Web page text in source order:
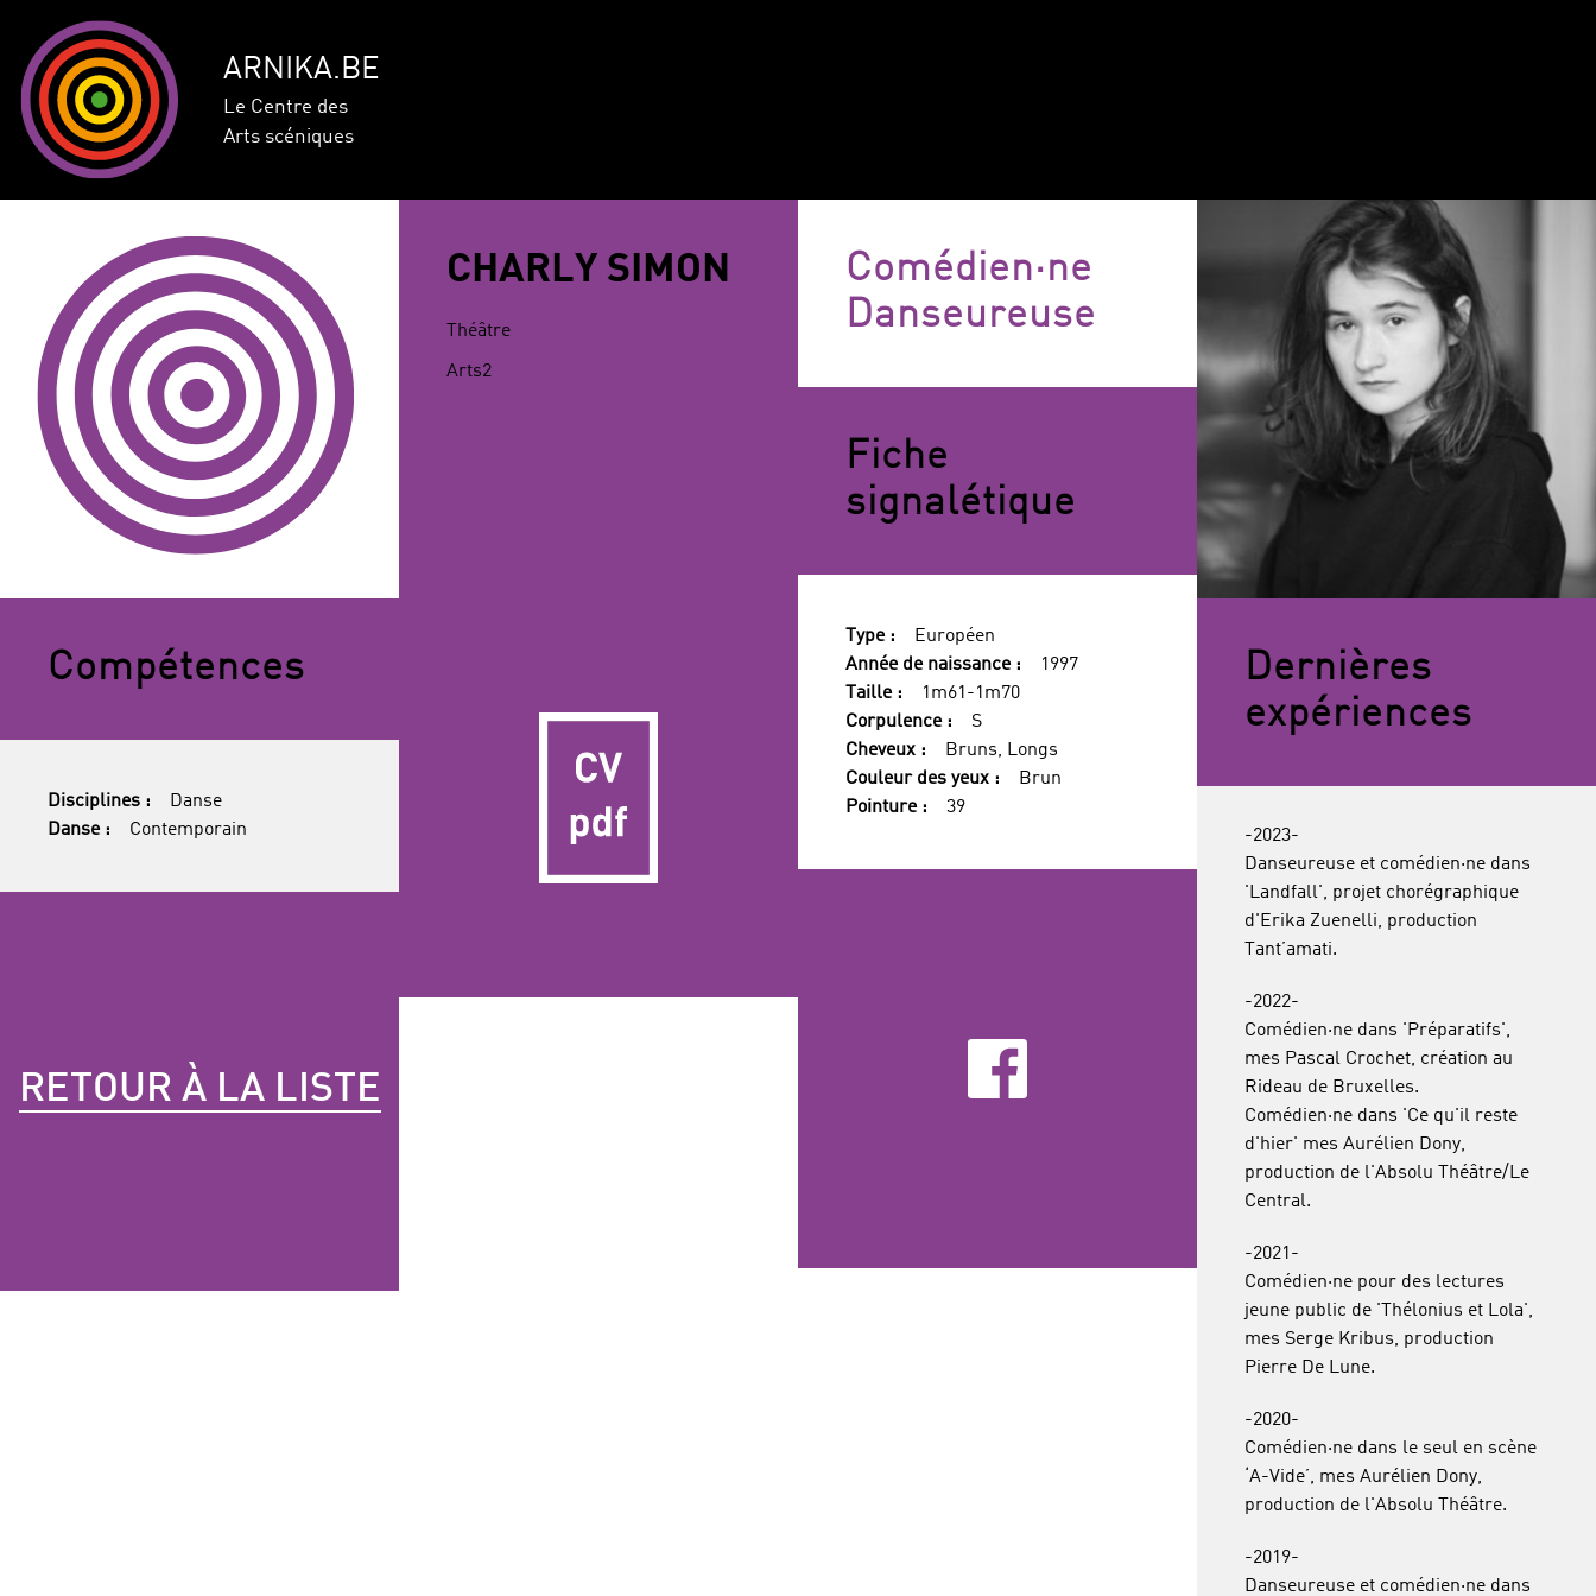
ARNIKA.BE
Le Centre des
Arts scéniques
CHARLY SIMON
Théâtre
Arts2
Comédien·ne
Danseureuse
Fiche
signalétique
Type :
Européen
Année de naissance :
1997
Taille :
1m61-1m70
Corpulence :
S
Cheveux :
Bruns, Longs
Couleur des yeux :
Brun
Pointure :
39
Compétences
Disciplines :
Danse
Danse :
Contemporain
Dernières
expériences
-2023-
Danseureuse et comédien·ne dans
'Landfall', projet chorégraphique
d'Erika Zuenelli, production
Tant’amati.
-2022-
Comédien·ne dans 'Préparatifs',
mes Pascal Crochet, création au
Rideau de Bruxelles.
Comédien·ne dans 'Ce qu'il reste
d'hier' mes Aurélien Dony,
production de l'Absolu Théâtre/Le
Central.
-2021-
Comédien·ne pour des lectures
jeune public de 'Thélonius et Lola',
mes Serge Kribus, production
Pierre De Lune.
-2020-
Comédien·ne dans le seul en scène
‘A-Vide’, mes Aurélien Dony,
production de l'Absolu Théâtre.
-2019-
Danseureuse et comédien·ne dans
RETOUR À LA LISTE